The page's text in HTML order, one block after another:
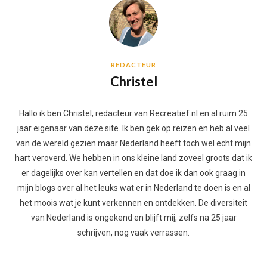
REDACTEUR
Christel
Hallo ik ben Christel, redacteur van Recreatief.nl en al ruim 25
jaar eigenaar van deze site. Ik ben gek op reizen en heb al veel
van de wereld gezien maar Nederland heeft toch wel echt mijn
hart veroverd. We hebben in ons kleine land zoveel groots dat ik
er dagelijks over kan vertellen en dat doe ik dan ook graag in
mijn blogs over al het leuks wat er in Nederland te doen is en al
het moois wat je kunt verkennen en ontdekken. De diversiteit
van Nederland is ongekend en blijft mij, zelfs na 25 jaar
schrijven, nog vaak verrassen.